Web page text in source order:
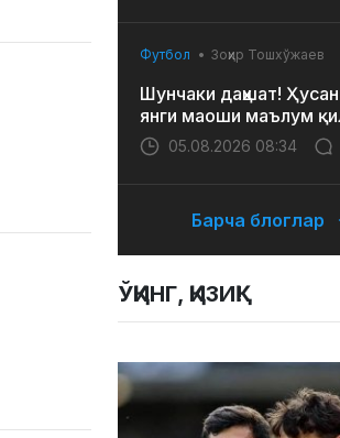
Футбол Зоҳир Тошхўжаев
Шунчаки даҳшат!
янги маоши маълум
05.08.2026 08:34
Барча блоглар
ЎҚИНГ, ҚИЗИҚ!